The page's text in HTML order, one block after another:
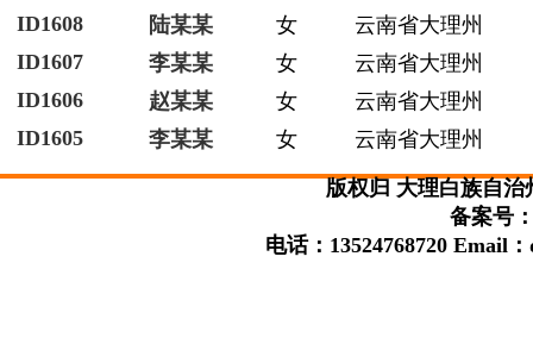
ID1608
陆某某 女
云南省大理州
ID1607
李某某 女
云南省大理州
ID1606
赵某某 女
云南省大理州
ID1605
李某某 女 云南省大理州
版权归 大理白族自
备案号
电话：13524768720 Email